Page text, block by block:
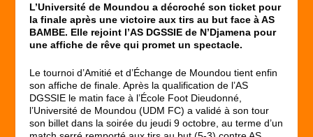
L’Université de Moundou a décroché son ticket pour
la finale après une victoire aux tirs au but face à AS
BAMBE. Elle rejoint l’AS DGSSIE de N’Djamena pour
une affiche de rêve qui promet un spectacle.
Le tournoi d’Amitié et d’Échange de Moundou tient enfin
son affiche de finale. Après la qualification de l’AS
DGSSIE le matin face à l’École Foot Dieudonné,
l’Université de Moundou (UDM FC) a validé à son tour
son billet dans la soirée du jeudi 9 octobre, au terme d’un